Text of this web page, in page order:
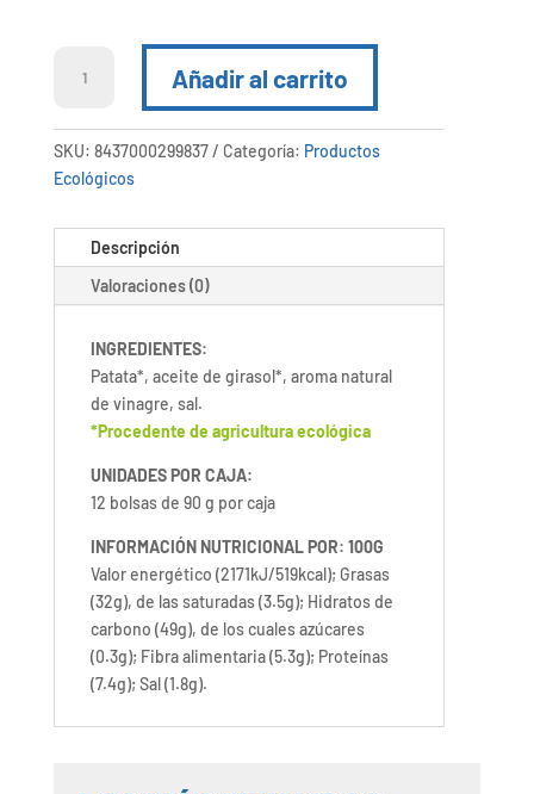
sabor
a
y
vinagre
cantidad
Añadir al carrito
SKU: 8437000299837 Categoría: Productos
Ecológicos
Descripción
Valoraciones (0)
INGREDIENTES:
Patata*, aceite de girasol*, aroma natural
de vinagre, sal.
*Procedente de agricultura ecológica
UNIDADES POR CAJA:
12 bolsas de 90 g por caja
INFORMACIÓN NUTRICIONAL POR: 100G
Valor energético (2171kJ/519kcal); Grasas
(32g), de las saturadas (3.5g); Hidratos de
carbono (49g), de los cuales azúcares
(0.3g); Fibra alimentaria (5.3g); Proteínas
(7.4g); Sal (1.8g).